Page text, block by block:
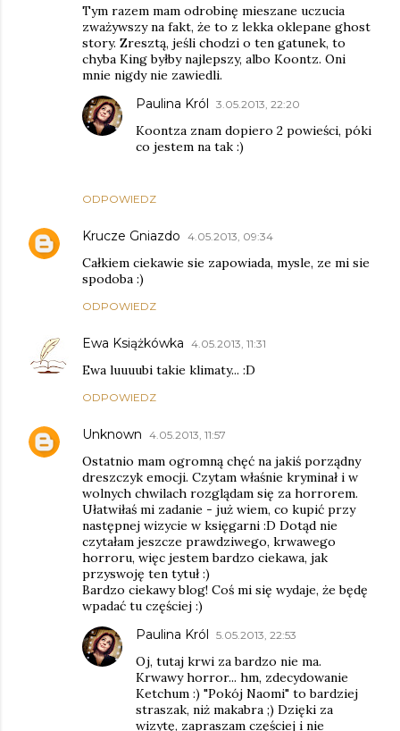
Tym razem mam odrobinę mieszane uczucia
zważywszy na fakt, że to z lekka oklepane ghost
story. Zresztą, jeśli chodzi o ten gatunek, to
chyba King byłby najlepszy, albo Koontz. Oni
mnie nigdy nie zawiedli.
ODPOWIEDZ
Paulina Król 3.05.2013, 22:20
Koontza znam dopiero 2 powieści, póki
co jestem na tak :)
Krucze Gniazdo 4.05.2013, 09:34
Całkiem ciekawie sie zapowiada, mysle, ze mi sie
spodoba :)
ODPOWIEDZ
Ewa Książkówka 4.05.2013, 11:31
Ewa luuuubi takie klimaty... :D
ODPOWIEDZ
Unknown 4.05.2013, 11:57
Ostatnio mam ogromną chęć na jakiś porządny
dreszczyk emocji. Czytam właśnie kryminał i w
wolnych chwilach rozglądam się za horrorem.
Ułatwiłaś mi zadanie - już wiem, co kupić przy
następnej wizycie w księgarni :D Dotąd nie
czytałam jeszcze prawdziwego, krwawego
horroru, więc jestem bardzo ciekawa, jak
przyswoję ten tytuł :)
Bardzo ciekawy blog! Coś mi się wydaje, że będę
wpadać tu częściej :)
Paulina Król 5.05.2013, 22:53
Oj, tutaj krwi za bardzo nie ma.
Krwawy horror... hm, zdecydowanie
Ketchum :) "Pokój Naomi" to bardziej
straszak, niż makabra ;) Dzięki za
wizytę, zapraszam częściej i nie